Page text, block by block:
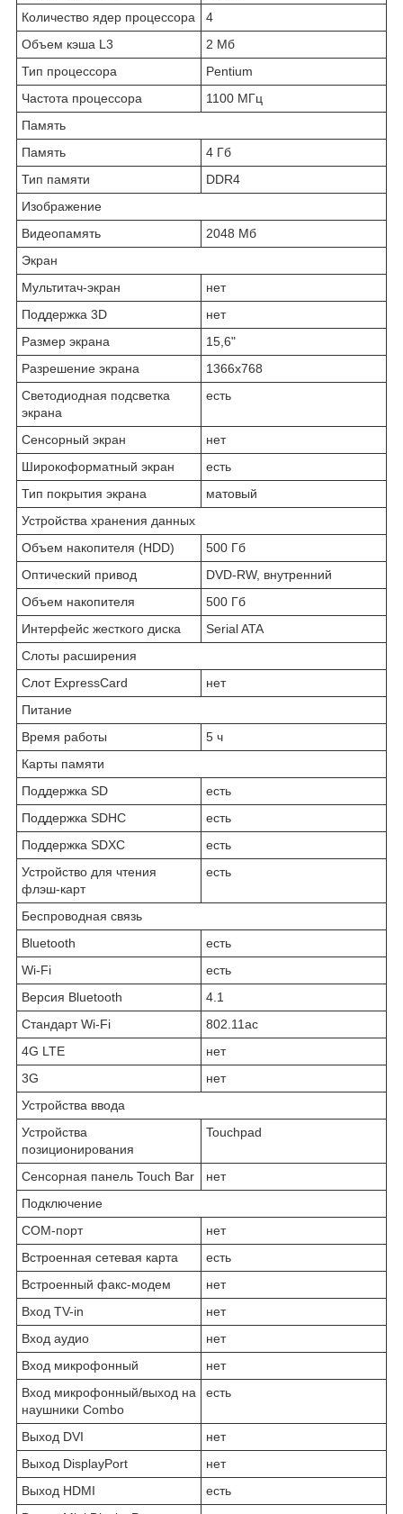
Количество ядер процессора
4
Объем кэша L3
2 Мб
Тип процессора
Pentium
Частота процессора
1100 МГц
Память
Память
4 Гб
Тип памяти
DDR4
Изображение
Видеопамять
2048 Мб
Экран
Мультитач-экран
нет
Поддержка 3D
нет
Размер экрана
15,6"
Разрешение экрана
1366x768
Светодиодная подсветка
экрана
есть
Сенсорный экран
нет
Широкоформатный экран
есть
Тип покрытия экрана
матовый
Устройства хранения данных
Объем накопителя (HDD)
500 Гб
Оптический привод
DVD-RW, внутренний
Объем накопителя
500 Гб
Интерфейс жесткого диска
Serial ATA
Слоты расширения
Слот ExpressCard
нет
Питание
Время работы
5 ч
Карты памяти
Поддержка SD
есть
Поддержка SDHC
есть
Поддержка SDXC
есть
Устройство для чтения
флэш-карт
есть
Беспроводная связь
Bluetooth
есть
Wi-Fi
есть
Версия Bluetooth
4.1
Стандарт Wi-Fi
802.11ac
4G LTE
нет
3G
нет
Устройства ввода
Устройства
позиционирования
Touchpad
Сенсорная панель Touch Bar
нет
Подключение
COM-порт
нет
Встроенная сетевая карта
есть
Встроенный факс-модем
нет
Вход TV-in
нет
Вход аудио
нет
Вход микрофонный
нет
Вход микрофонный/выход на
наушники Combo
есть
Выход DVI
нет
Выход DisplayPort
нет
Выход HDMI
есть